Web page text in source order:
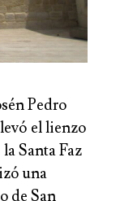
Pedro
el lienzo
Santa Faz
una
de San